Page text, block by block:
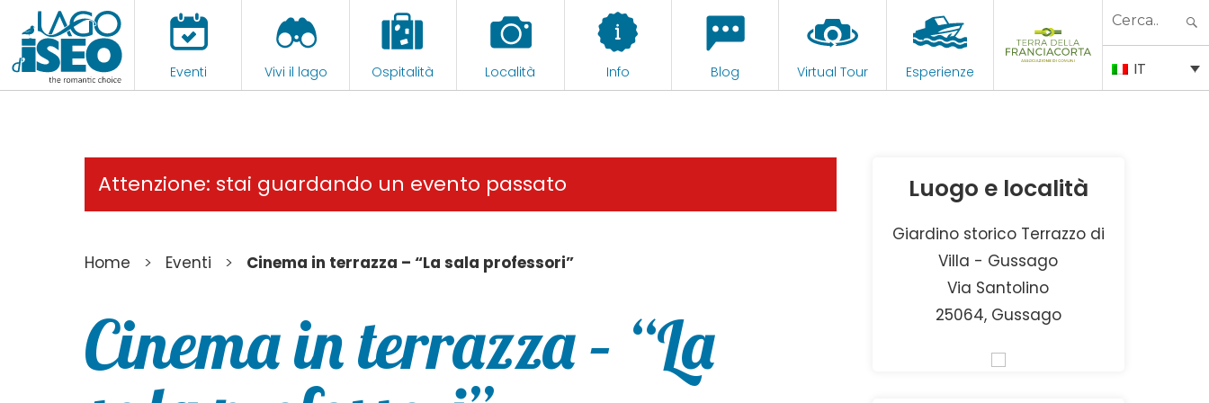
Eventi Vivi il lago Ospitalità Località Info Blog Virtual Tour Esperienze
Search
IT
Attenzione: stai guardando un evento passato
Home > Eventi > Cinema in terrazza – “La sala professori”
Cinema in terrazza – “La
Luogo e località
Giardino storico Terrazzo di
Villa - Gussago
Via Santolino
25064, Gussago